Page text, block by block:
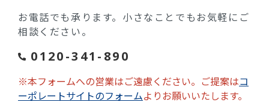
お電話でも承ります。小さなことでもお気軽にご
相談ください。
0120-341-890
※本フォームへの営業はご遠慮ください。ご提案はコ
ーポレートサイトのフォームよりお願いいたします。